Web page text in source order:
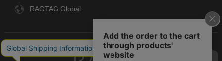
RAGTAG Global